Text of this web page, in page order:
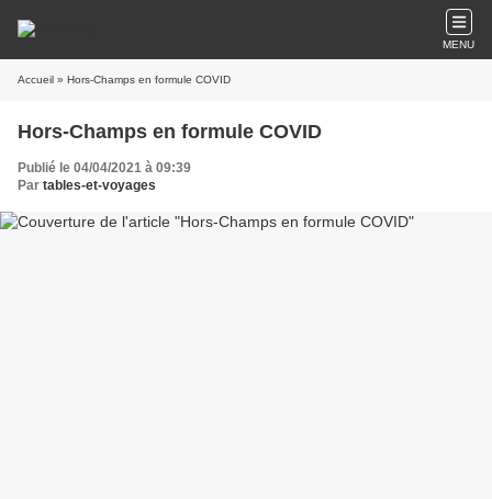
MENU
Accueil » Hors-Champs en formule COVID
Hors-Champs en formule COVID
Publié le 04/04/2021 à 09:39
Par tables-et-voyages